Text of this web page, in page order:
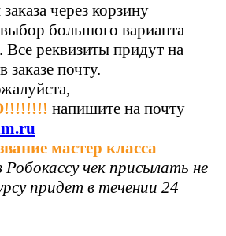
через корзину
большого варианта
Все реквизиты придут на
почту.
напишите на почту
мастер класса
Робокассу чек присылать не
придет в течении 24